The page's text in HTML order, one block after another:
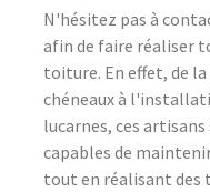
N'hésitez pas à
afin de faire réaliser
toiture. En effet, de
chéneaux à
lucarnes, ces
capables de
tout en réalisant des